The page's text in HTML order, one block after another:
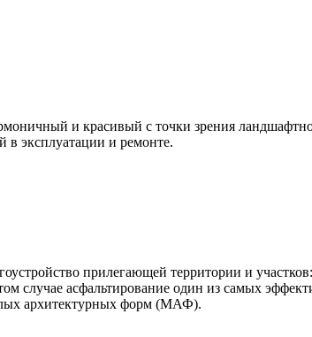
и красивый с точки зрения
эксплуатации и ремонте.
прилегающей территории и
случае асфальтирование один из самых
архитектурных форм (МАФ).